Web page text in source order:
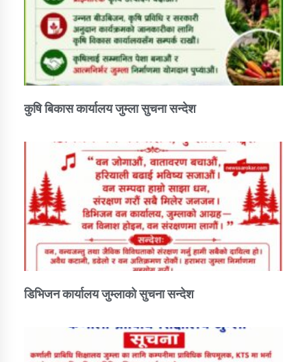
कुषि बिकास कार्यालय जुम्ला सुचना सन्देश
डिभिजन कार्यालय जुम्लाको सुचना सन्देश